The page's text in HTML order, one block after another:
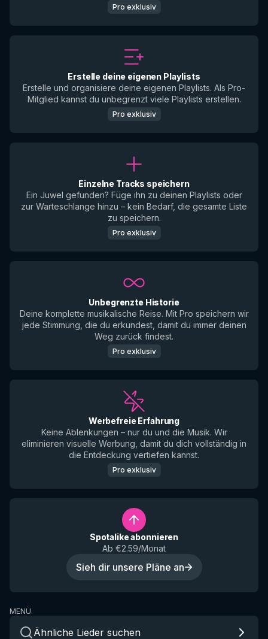
Pro exklusiv
Erstelle deine eigenen Playlists
Erstelle und organisiere deine eigenen Playlists. Als Pro-
Mitglied kannst du unbegrenzt viele Playlists erstellen.
Pro exklusiv
Einzelne Tracks speichern
Ein Juwel gefunden? Füge ihn zu deinen Playlists oder
zur Warteschlange hinzu – kein Bedarf, die gesamte Liste
zu speichern.
Pro exklusiv
Unbegrenzte Historie
Deine komplette musikalische Reise. Mit Pro speichern wir
jede Stimmung, die du erkundest, damit du immer deinen
Weg zurück findest.
Pro exklusiv
Werbefreie Erfahrung
Keine Ablenkungen – nur du und die Musik. Wir
eliminieren visuelle Werbung, damit du dich vollständig in
die Entdeckung vertiefen kannst.
Pro exklusiv
Spotalike abonnieren
Ab €2.59/Monat
Sieh dir unsere Pläne an
MENÜ
Ähnliche Lieder suchen